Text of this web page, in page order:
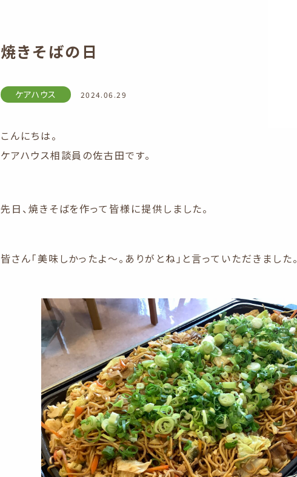
焼きそばの日
ケアハウス 2024.06.29
こんにちは。
ケアハウス相談員の佐古田です。
先日、焼きそばを作って皆様に提供しました。
皆さん「美味しかったよ～。ありがとね」と言っていただきました。